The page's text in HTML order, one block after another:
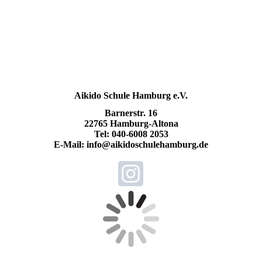
Aikido Schule Hamburg e.V.
Barnerstr. 16
22765 Hamburg-Altona
Tel: 040-6008 2053
E-Mail: info@aikidoschulehamburg.de